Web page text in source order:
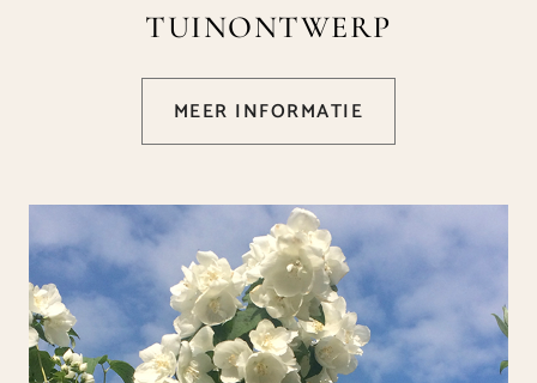
TUINONTWERP
MEER INFORMATIE